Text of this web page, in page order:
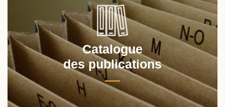
Catalogue
des publications